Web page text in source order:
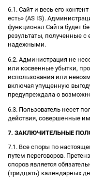
6.1. Сайт и весь его
есть» (AS IS).
функционал Сайта будет
результаты, полученные
надежными.
6.2. Администрация не
или косвенные убытки,
использования или
включая упущенную
предупреждала о
6.3. Пользователь несет
действия, совершенные
7. ЗАКЛЮЧИТЕЛЬНЫЕ
7.1. Все споры по
путем переговоров.
споров является
(тридцать) календарных